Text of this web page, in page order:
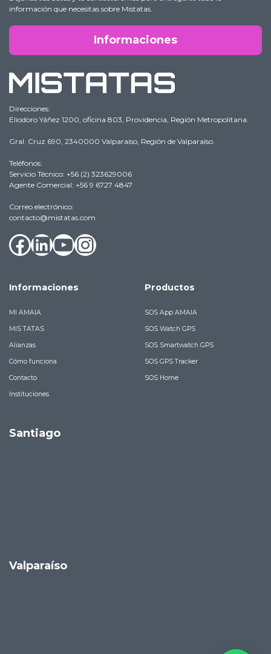
información que necesitas sobre Mistatas.
Informaciones
Direcciones:
Eliodoro Yáñez 1200, oficina 803, Providencia, Región Metropolitana.
Gral. Cruz 690, 2340000 Valparaíso, Región de Valparaíso.
Teléfonos:
Servicio Técnico: +56 (2) 323629006
Agente Comercial: +56 9 6727 4847
Correo electrónico:
contacto@mistatas.com
Facebook
LinkedIn
YouTube
Instagram
Informaciones
MI AMAIA
MIS TATAS
Alianzas
Cómo funciona
Contacto
Instituciones
Productos
SOS App AMAIA
SOS Watch GPS
SOS Smartwatch GPS
SOS GPS Tracker
SOS Home
Santiago
Valparaíso